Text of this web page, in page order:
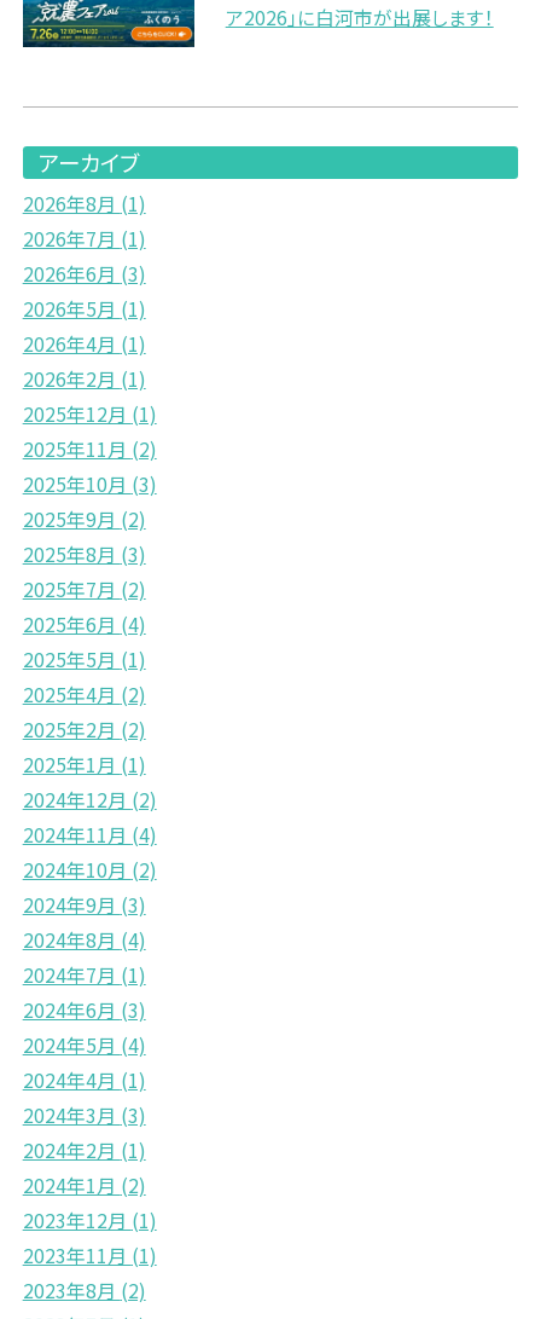
ア2026」に白河市が出展します！
アーカイブ
2026年8月 (1)
2026年7月 (1)
2026年6月 (3)
2026年5月 (1)
2026年4月 (1)
2026年2月 (1)
2025年12月 (1)
2025年11月 (2)
2025年10月 (3)
2025年9月 (2)
2025年8月 (3)
2025年7月 (2)
2025年6月 (4)
2025年5月 (1)
2025年4月 (2)
2025年2月 (2)
2025年1月 (1)
2024年12月 (2)
2024年11月 (4)
2024年10月 (2)
2024年9月 (3)
2024年8月 (4)
2024年7月 (1)
2024年6月 (3)
2024年5月 (4)
2024年4月 (1)
2024年3月 (3)
2024年2月 (1)
2024年1月 (2)
2023年12月 (1)
2023年11月 (1)
2023年8月 (2)